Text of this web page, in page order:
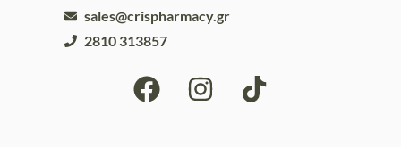
sales@crispharmacy.gr
2810 313857